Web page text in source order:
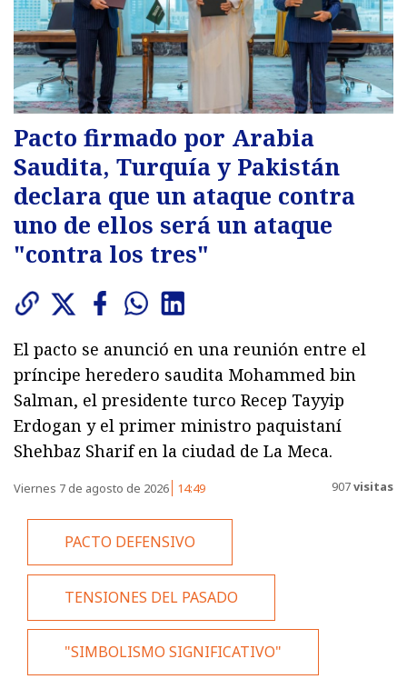
Pacto firmado por Arabia
Saudita, Turquía y Pakistán
declara que un ataque contra
uno de ellos será un ataque
"contra los tres"
El pacto se anunció en una reunión entre el
príncipe heredero saudita Mohammed bin
Salman, el presidente turco Recep Tayyip
Erdogan y el primer ministro paquistaní
Shehbaz Sharif en la ciudad de La Meca.
Viernes 7 de agosto de 2026 14:49 907visitas
PACTO DEFENSIVO
TENSIONES DEL PASADO
"SIMBOLISMO SIGNIFICATIVO"